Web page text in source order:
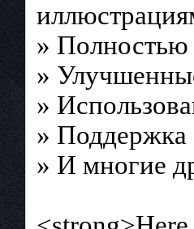
» Полностью
»
»
» Поддержка
» И многие